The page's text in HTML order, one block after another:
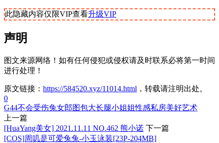
此隐藏内容仅限VIP查看升级VIP
声明
图文来源网络！如有任何侵犯或侵权请及时联系必将第一时间
进行处理！
原文链接： https://584520.xyz/11014.html ，转载请注明出处。
0
G44不会受伤兔女郎图包大长腿小姐姐性感私房美好艺术
上一篇
[HuaYang美女] 2021.11.11 NO.462 熊小诺 下一篇
[COS]周叽是可爱兔兔-小玉泳装[23P-204MB]